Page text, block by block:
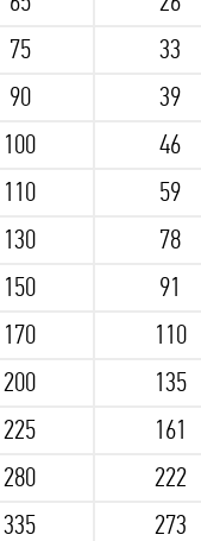
75
33
90
39
100
46
110
59
130
78
150
91
170
110
200
135
225
161
280
222
335
273